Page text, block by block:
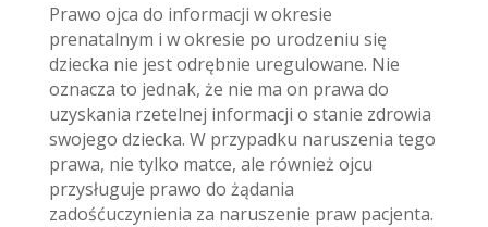
Prawo ojca do informacji w okresie
prenatalnym i w okresie po urodzeniu się
dziecka nie jest odrębnie uregulowane. Nie
oznacza to jednak, że nie ma on prawa do
uzyskania rzetelnej informacji o stanie zdrowia
swojego dziecka. W przypadku naruszenia tego
prawa, nie tylko matce, ale również ojcu
przysługuje prawo do żądania
zadośćuczynienia za naruszenie praw pacjenta.